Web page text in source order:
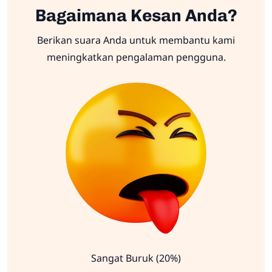
Bagaimana Kesan Anda?
Berikan suara Anda untuk membantu kami
meningkatkan pengalaman pengguna.
Sangat Buruk (20%)